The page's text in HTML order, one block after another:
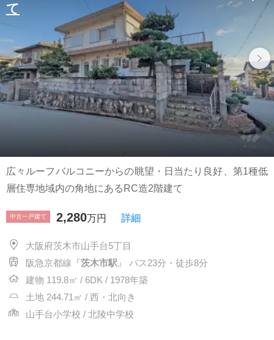
て
広々ルーフバルコニーからの眺望・日当たり良好、第1種低
層住専地域内の角地にあるRC造2階建て
中古一戸建て 2,280万円 詳細
大阪府茨木市山手台5丁目
阪急京都線『茨木市駅 』 バス23分・徒歩8分
建物 119.8㎡ / 6DK / 1978年築
土地 244.71㎡ / 西・北向き
山手台小学校 / 北陵中学校